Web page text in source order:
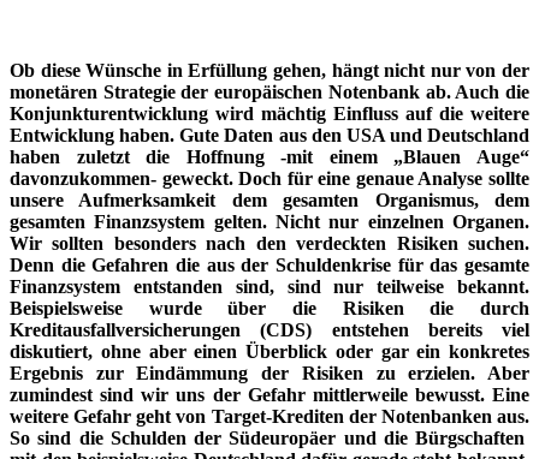
Ob diese Wünsche in Erfüllung gehen, hängt nicht nur von der
monetären Strategie der europäischen Notenbank ab. Auch die
Konjunkturentwicklung wird mächtig Einfluss auf die weitere
Entwicklung haben. Gute Daten aus den USA und Deutschland
haben zuletzt die Hoffnung -mit einem „Blauen Auge“
davonzukommen- geweckt. Doch für eine genaue Analyse sollte
unsere Aufmerksamkeit dem gesamten Organismus, dem
gesamten Finanzsystem gelten. Nicht nur einzelnen Organen.
Wir sollten besonders nach den verdeckten Risiken suchen.
Denn die Gefahren die aus der Schuldenkrise für das gesamte
Finanzsystem entstanden sind, sind nur teilweise bekannt.
Beispielsweise wurde über die Risiken die durch
Kreditausfallversicherungen (CDS) entstehen bereits viel
diskutiert, ohne aber einen Überblick oder gar ein konkretes
Ergebnis zur Eindämmung der Risiken zu erzielen. Aber
zumindest sind wir uns der Gefahr mittlerweile bewusst. Eine
weitere Gefahr geht von Target-Krediten der Notenbanken aus.
So sind die Schulden der Südeuropäer und die Bürgschaften